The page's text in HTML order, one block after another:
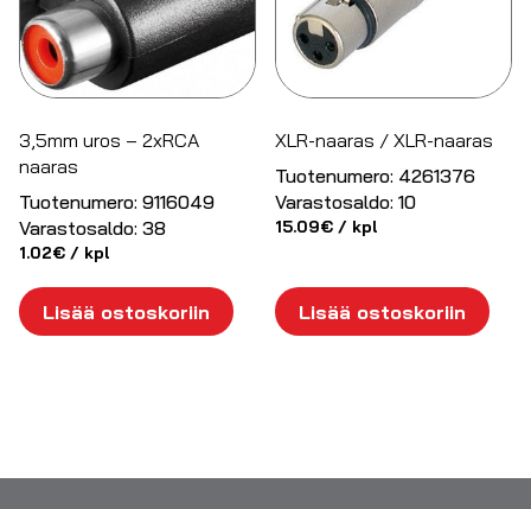
3,5mm uros – 2xRCA
naaras
Tuotenumero: 9116049
Varastosaldo: 38
1.02€ / kpl
Lisää ostoskoriin
XLR-naaras / XLR-naaras
Tuotenumero: 4261376
Varastosaldo: 10
15.09€ / kpl
Lisää ostoskoriin